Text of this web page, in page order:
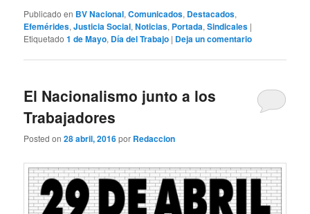
Publicado en BV Nacional,Comunicados, Destacados,
Efemérides,Justicia Social,Noticias, Portada,Sindicales |
Etiquetado 1 de Mayo, Día del Trabajo | Deja un comentario
El Nacionalismo junto a los
Trabajadores
Posted on28 abril, 2016por Redaccion